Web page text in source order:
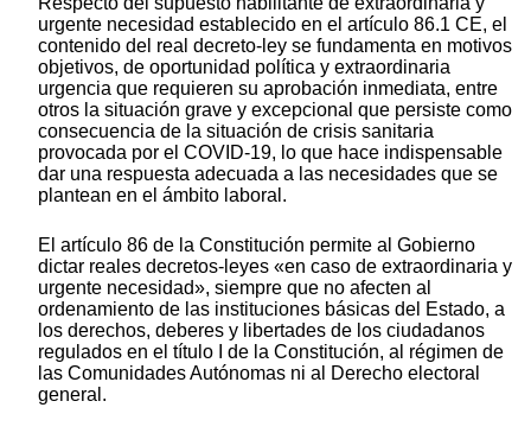
urgente necesidad establecido en el artículo 86.1 CE, el
contenido del real decreto-ley se fundamenta en motivos
objetivos, de oportunidad política y extraordinaria
urgencia que requieren su aprobación inmediata, entre
otros la situación grave y excepcional que persiste como
consecuencia de la situación de crisis sanitaria
provocada por el COVID-19, lo que hace indispensable
dar una respuesta adecuada a las necesidades que se
plantean en el ámbito laboral.
El artículo 86 de la Constitución permite al Gobierno
dictar reales decretos-leyes «en caso de extraordinaria y
urgente necesidad», siempre que no afecten al
ordenamiento de las instituciones básicas del Estado, a
los derechos, deberes y libertades de los ciudadanos
regulados en el título I de la Constitución, al régimen de
las Comunidades Autónomas ni al Derecho electoral
general.